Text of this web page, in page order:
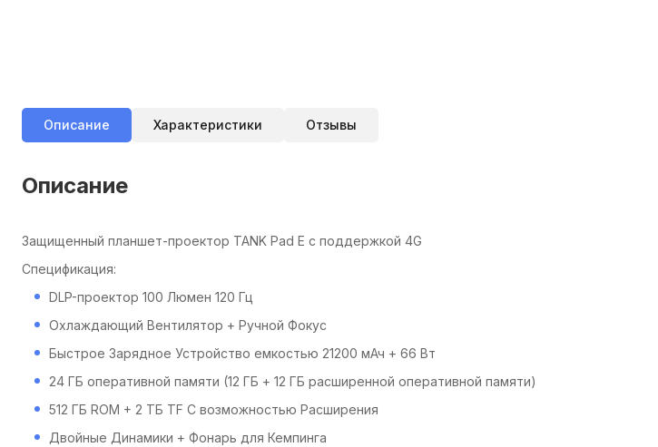
Описание Характеристики Отзывы
Описание
Защищенный планшет-проектор TANK Pad E с поддержкой 4G
Спецификация:
DLP-проектор 100 Люмен 120 Гц
Охлаждающий Вентилятор + Ручной Фокус
Быстрое Зарядное Устройство емкостью 21200 мАч + 66 Вт
24 ГБ оперативной памяти (12 ГБ + 12 ГБ расширенной оперативной памяти)
512 ГБ ROM + 2 ТБ TF С возможностью Расширения
Двойные Динамики + Фонарь для Кемпинга